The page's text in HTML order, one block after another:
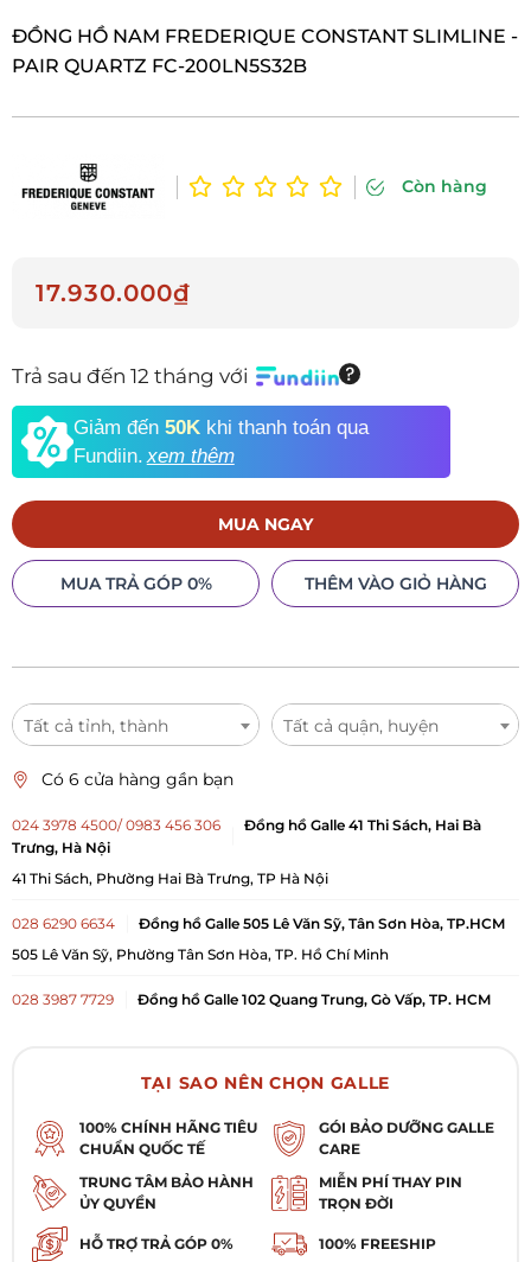
ĐỒNG HỒ NAM FREDERIQUE CONSTANT SLIMLINE -
PAIR QUARTZ FC-200LN5S32B
Còn hàng
17.930.000₫
Trả sau đến 12 tháng với
Giảm đến 50K khi thanh toán qua
Fundiin.xem thêm
MUA NGAY
MUA TRẢ GÓP 0% THÊM VÀO GIỎ HÀNG
Tất cả tỉnh, thành Tất cả quận, huyện
Có 6 cửa hàng gần bạn
024 3978 4500/ 0983 456 306
Đồng hồ Galle 41 Thi Sách, Hai Bà
Trưng, Hà Nội
41 Thi Sách, Phường Hai Bà Trưng, TP Hà Nội
028 6290 6634
Đồng hồ Galle 505 Lê Văn Sỹ, Tân Sơn Hòa, TP.HCM
505 Lê Văn Sỹ, Phường Tân Sơn Hòa, TP. Hồ Chí Minh
028 3987 7729
Đồng hồ Galle 102 Quang Trung, Gò Vấp, TP. HCM
Đồng hồ Galle 5 Nguyễn Đức Cảnh, Lê Chân, Hải
Số 5 Nguyễn Đức Cảnh, Phường Lê Chân, TP Hải Phòng
0984 879 016
Đồng hồ Galle Vincom Bắc Ninh
L1-K1 TTTM Vincom Plaza Lý Thái Tổ, Phường Kinh Bắc, TP. Bắc Ninh,
0984 305 917
Đồng hồ Galle 8 Trần Hưng Đạo, Hải Dương, Hải Phòng
TẠI SAO NÊN CHỌN GALLE
100% CHÍNH HÃNG TIÊU
CHUẨN QUỐC TẾ
GÓI BẢO DƯỠNG GALLE
CARE
TRUNG TÂM BẢO HÀNH
ỦY QUYỀN
MIỄN PHÍ THAY PIN
TRỌN ĐỜI
HỖ TRỢ TRẢ GÓP 0% 100% FREESHIP